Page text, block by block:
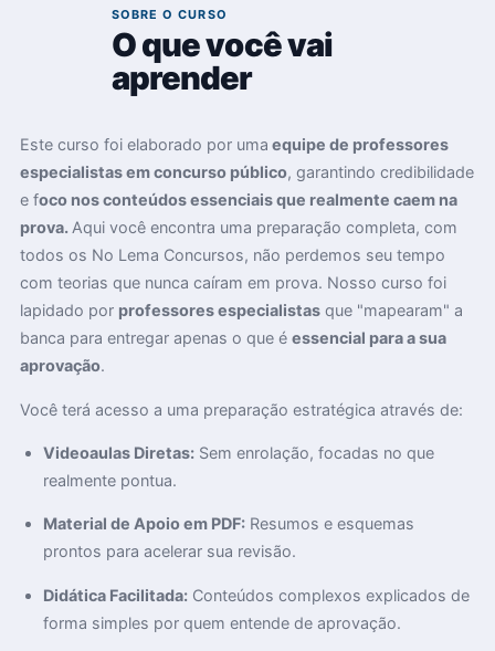
SOBRE O CURSO
O que você vai
aprender
Este curso foi elaborado por uma equipe de professores
especialistas em concurso público, garantindo credibilidade
e foco nos conteúdos essenciais que realmente caem na
prova. Aqui você encontra uma preparação completa, com
todos os No Lema Concursos, não perdemos seu tempo
com teorias que nunca caíram em prova. Nosso curso foi
lapidado por professores especialistasque "mapearam" a
banca para entregar apenas o que é essencial para a sua
aprovação.
Você terá acesso a uma preparação estratégica através de:
Videoaulas Diretas: Sem enrolação, focadas no que
realmente pontua.
Material de Apoio em PDF: Resumos e esquemas
prontos para acelerar sua revisão.
Didática Facilitada: Conteúdos complexos explicados de
forma simples por quem entende de aprovação.